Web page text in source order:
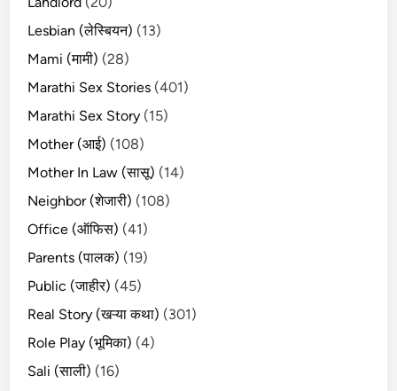
Lesbian (लेस्बियन) (13)
Mami (मामी) (28)
Marathi Sex Stories (401)
Marathi Sex Story (15)
Mother (आई) (108)
Mother In Law (सासू) (14)
Neighbor (शेजारी) (108)
Office (ऑफिस) (41)
Parents (पालक) (19)
Public (जाहीर) (45)
Real Story (खऱ्या कथा) (301)
Role Play (भूमिका) (4)
Sali (साली) (16)